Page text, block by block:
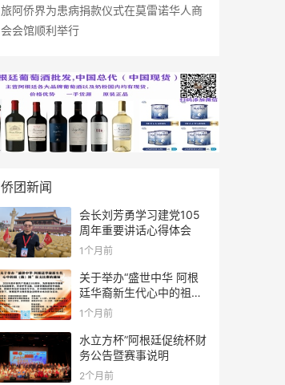
旅阿侨界为患病捐款仪式在莫雷诺华人商
会会馆顺利举行
侨团新闻
会长刘芳勇学习建党105
周年重要讲话心得体会
1个月前
关于举办“盛世中华 阿根
廷华裔新生代心中的祖
(籍)国”征文比赛的通知
1个月前
水立方杯”阿根廷促统杯财
务公告暨赛事说明
2个月前